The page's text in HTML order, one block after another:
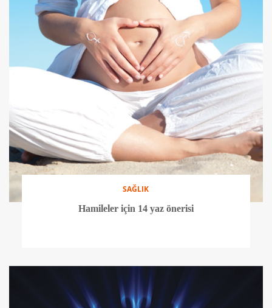
SAĞLIK
Hamileler için 14 yaz önerisi